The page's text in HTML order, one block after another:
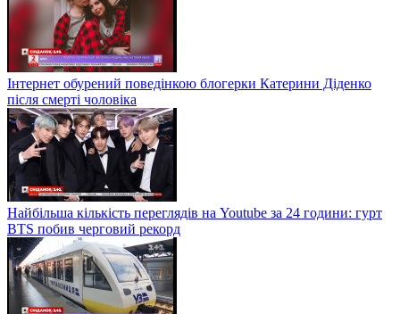
Інтернет обурений поведінкою блогерки Катерини Діденко
після смерті чоловіка
Найбільша кількість переглядів на Youtube за 24 години: гурт
BTS побив черговий рекорд